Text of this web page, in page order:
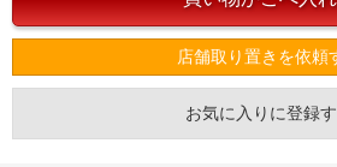
店舗取り置きを依頼
お気に入りに登録